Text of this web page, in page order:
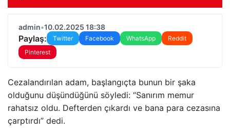
admin•10.02.2025 18:38
Paylaş: Twitter Facebook WhatsApp
Reddit
Pinterest
Cezalandırılan adam, başlangıçta bunun bir şaka
olduğunu düşündüğünü söyledi: “Sanırım memur
rahatsız oldu. Defterden çıkardı ve bana para cezasına
çarptırdı” dedi.